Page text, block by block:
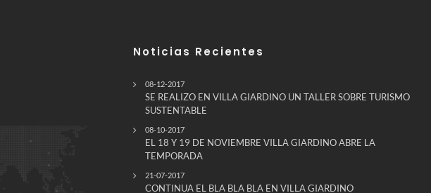
Noticias Recientes
08-12-2017
SE REALIZO EN VILLA GIARDINO UN TALLER SOBRE TURISMO
SUSTENTABLE
08-10-2017
EL 18 Y 19 DE NOVIEMBRE VILLA GIARDINO ABRE LA
TEMPORADA
21-07-2017
CONTINUA EL BLA BLA BLA EN VILLA GIARDINO